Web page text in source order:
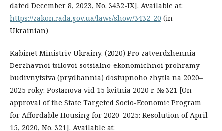
dated December 8, 2023, No. 3432-IX]. Available at:
https://zakon.rada.gov.ua/laws/show/3432-20 (in
Ukrainian)
Kabinet Ministriv Ukrainy. (2020) Pro zatverdzhennia
Derzhavnoi tsilovoi sotsialno-ekonomichnoi prohramy
budivnytstva (prydbannia) dostupnoho zhytla na 2020–
2025 roky: Postanova vid 15 kvitnia 2020 r. № 321 [On
approval of the State Targeted Socio-Economic Program
for Affordable Housing for 2020–2025: Resolution of April
15, 2020, No. 321]. Available at: